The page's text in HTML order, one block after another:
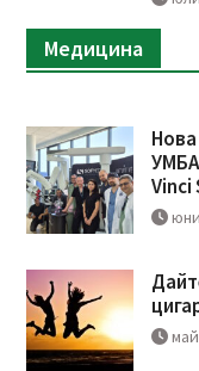
Медицина
Vinci